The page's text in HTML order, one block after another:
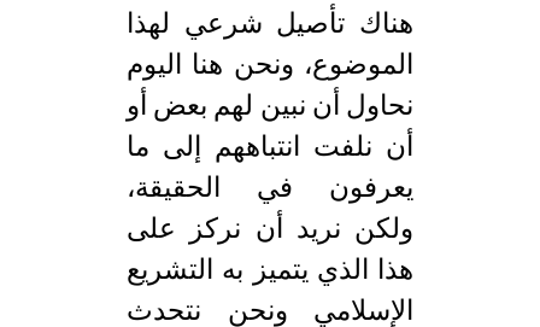
هناك تأصيل شرعي لهذا
الموضوع، ونحن هنا اليوم
نحاول أن نبين لهم بعض أو
أن نلفت انتباههم إلى ما
يعرفون في الحقيقة،
ولكن نريد أن نركز على
هذا الذي يتميز به التشريع
الإسلامي ونحن نتحدث